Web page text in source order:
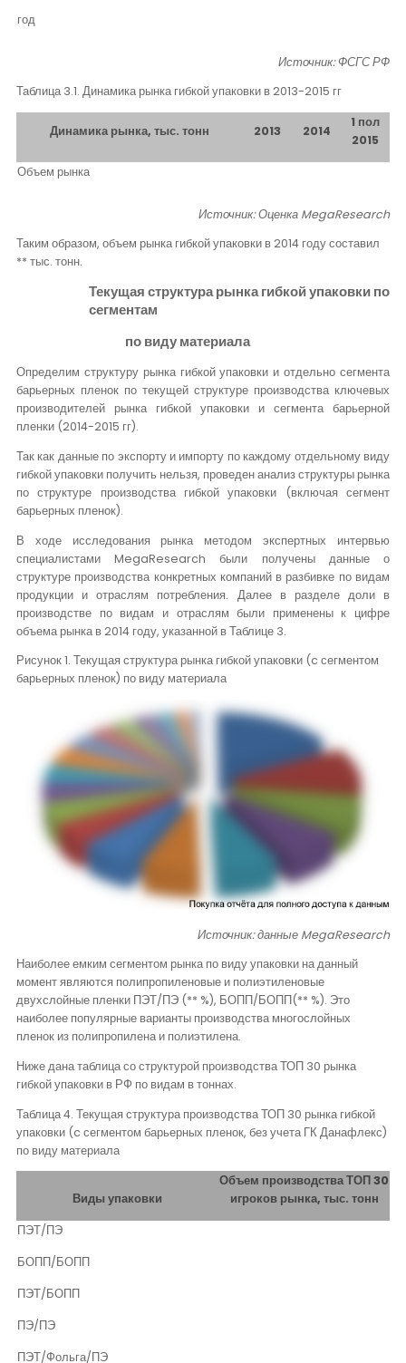
год
Источник: ФСГС РФ
Таблица 3.1. Динамика рынка гибкой упаковки в 2013-2015 гг
Динамика рынка, тыс. тонн 2013 2014
1 пол
2015
Объем рынка
Источник: Оценка MegaResearch
Таким образом, объем рынка гибкой упаковки в 2014 году составил
** тыс. тонн.
Текущая структура рынка гибкой упаковки по
сегментам
по виду материала
Определим структуру рынка гибкой упаковки и отдельно сегмента
барьерных пленок по текущей структуре производства ключевых
производителей рынка гибкой упаковки и сегмента барьерной
пленки (2014-2015 гг).
Так как данные по экспорту и импорту по каждому отдельному виду
гибкой упаковки получить нельзя, проведен анализ структуры рынка
по структуре производства гибкой упаковки (включая сегмент
барьерных пленок).
В ходе исследования рынка методом экспертных интервью
специалистамиMegaResearch были получены данные о
структуре производства конкретных компаний в разбивке по видам
продукции и отраслям потребления. Далее в разделе доли в
производстве по видам и отраслям были применены к цифре
объема рынка в 2014 году, указанной в Таблице 3.
Рисунок 1. Текущая структура рынка гибкой упаковки (c сегментом
барьерных пленок) по виду материала
Источник: данные MegaResearch
Наиболее емким сегментом рынка по виду упаковки на данный
момент являются полипропиленовые и полиэтиленовые
двухслойные пленки ПЭТ/ПЭ (** %), БОПП/БОПП(** %). Это
наиболее популярные варианты производства многослойных
пленок из полипропилена и полиэтилена.
Ниже дана таблица со структурой производства ТОП 30 рынка
гибкой упаковки в РФ по видам в тоннах.
Таблица 4. Текущая структура производства ТОП 30 рынка гибкой
упаковки (c сегментом барьерных пленок, без учета ГК Данафлекс)
по виду материала
Виды упаковки
Объем производства ТОП 30
игроков рынка, тыс. тонн
ПЭТ/ПЭ
БОПП/БОПП
ПЭТ/БОПП
ПЭ/ПЭ
ПЭТ/Фольга/ПЭ